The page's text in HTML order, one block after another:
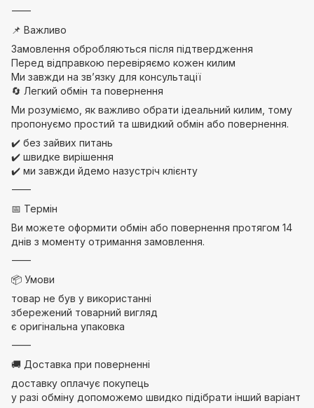
⸻
📌 Важливо
Замовлення обробляються після підтвердження
Перед відправкою перевіряємо кожен килим
Ми завжди на зв’язку для консультації
🔄 Легкий обмін та повернення
Ми розуміємо, як важливо обрати ідеальний килим, тому
пропонуємо простий та швидкий обмін або повернення.
✔️ без зайвих питань
✔️ швидке вирішення
✔️ ми завжди йдемо назустріч клієнту
⸻
📅 Термін
Ви можете оформити обмін або повернення протягом 14
днів з моменту отримання замовлення.
⸻
📦 Умови
товар не був у використанні
збережений товарний вигляд
є оригінальна упаковка
⸻
🚚 Доставка при поверненні
доставку оплачує покупець
у разі обміну допоможемо швидко підібрати інший варіант